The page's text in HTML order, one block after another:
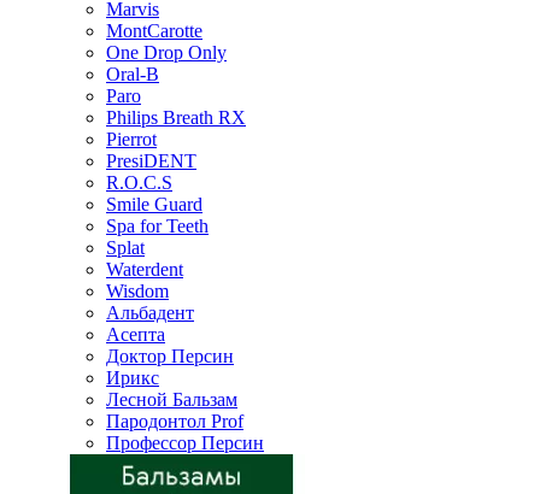
Marvis
MontCarotte
One Drop Only
Oral-B
Paro
Philips Breath RX
Pierrot
PresiDENT
R.O.C.S
Smile Guard
Spa for Teeth
Splat
Waterdent
Wisdom
Альбадент
Асепта
Доктор Персин
Ирикс
Лесной Бальзам
Пародонтол Prof
Профессор Персин